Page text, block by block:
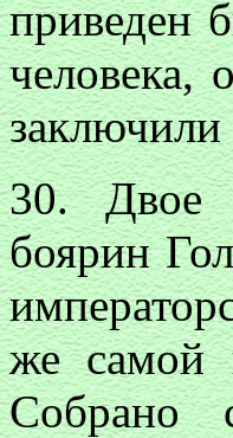
приведен
человека,
30. Двое
боярин
же самой
Собрано